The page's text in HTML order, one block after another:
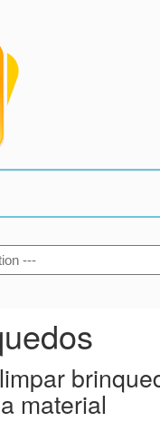
material